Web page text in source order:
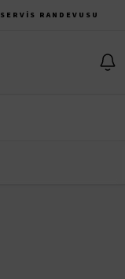
SERVIS RANDEVUSU